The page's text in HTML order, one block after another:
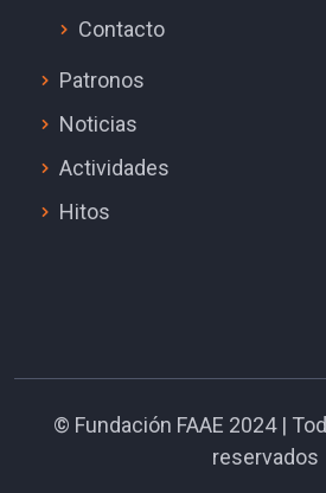
Contacto
Patronos
Noticias
Actividades
Hitos
© Fundación FAAE 2024 |
reservados